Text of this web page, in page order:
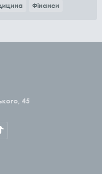
Фінанси
45